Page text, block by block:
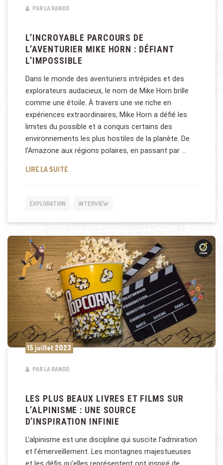
PAR LA RANDO
L’INCROYABLE PARCOURS DE
L’AVENTURIER MIKE HORN : DÉFIANT
L’IMPOSSIBLE
Dans le monde des aventuriers intrépides et des
explorateurs audacieux, le nom de Mike Horn brille
comme une étoile. À travers une vie riche en
expériences extraordinaires, Mike Horn a défié les
limites du possible et a conquis certains des
environnements les plus hostiles de la planète. De
l’Amazone aux régions polaires, en passant par …
LIRE LA SUITEL’INCROYABLE PARCOURS DE L’AVENTURIER MIKE
EXPLORATION INTERVIEW
15 juillet 2023
PAR LA RANDO
LES PLUS BEAUX LIVRES ET FILMS SUR
L’ALPINISME : UNE SOURCE
D’INSPIRATION INFINIE
L’alpinisme est une discipline qui suscite l’admiration
et l’émerveillement. Les montagnes majestueuses
et les défis qu’elles représentent ont inspiré de